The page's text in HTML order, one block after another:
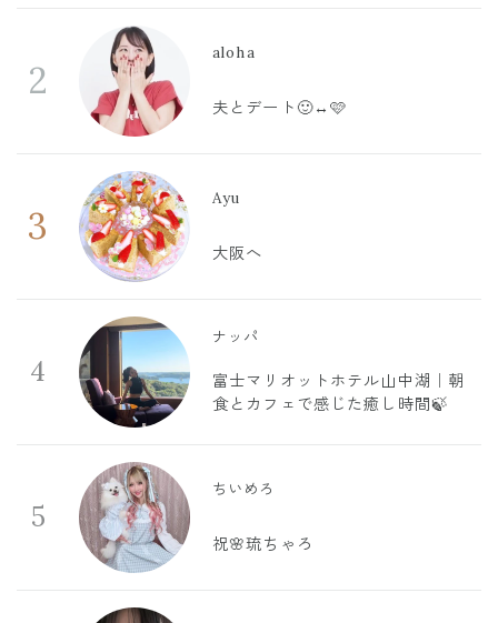
2
aloha
夫とデート🙂‍↔️🩷
3
Ayu
大阪へ
4
ナッパ
富士マリオットホテル山中湖｜朝
食とカフェで感じた癒し時間🍃
5
ちいめろ
祝🌸琉ちゃろ